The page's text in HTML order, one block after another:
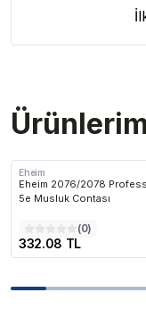
Eheim
Eheim 2076/2078
5e Musluk Contası
(0)
332.08 TL